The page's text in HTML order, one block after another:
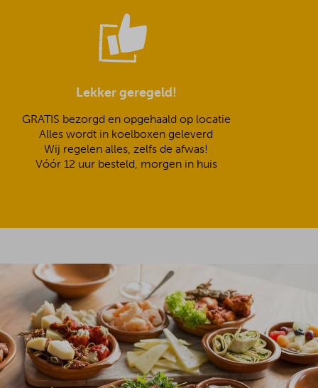
Lekker geregeld!
GRATIS bezorgd en opgehaald op locatie
Alles wordt in koelboxen geleverd
Wij regelen alles, zelfs de afwas!
Vóór 12 uur besteld, morgen in huis